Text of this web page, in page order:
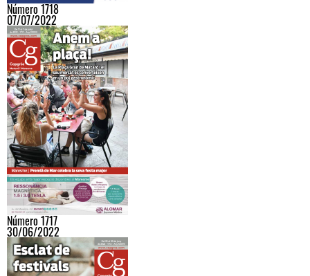
Número 1718
07/07/2022
Número 1717
30/06/2022